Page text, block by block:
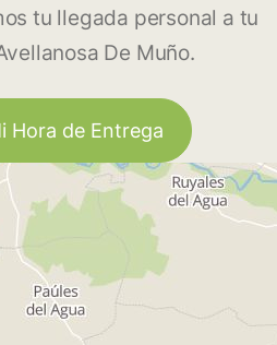
tu llegada personal a tu
De Muño.
Hora de Entrega